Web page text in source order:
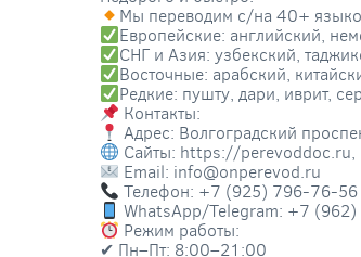
Мы переводим с/на 40+
Европейские: английский,
СНГ и Азия: узбекский,
Восточные: арабский,
Редкие: пушту, дари, иврит,
Контакты:
Адрес: Волгоградский
Сайты: https://
Email: info@onperevod.ru
Телефон: +7 (925) 796-76-56
WhatsApp/Telegram: +7
Режим работы:
✔ Пн–Пт: 8:00–21:00